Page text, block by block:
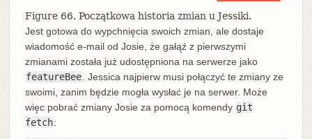
Figure 66. Początkowa historia zmian u Jessiki.
Jest gotowa do wypchnięcia swoich zmian, ale dostaje
wiadomość e-mail od Josie, że gałąź z pierwszymi
zmianami została już udostępniona na serwerze jako
featureBee . Jessica najpierw musi połączyć te zmiany ze
swoimi, zanim będzie mogła wysłać je na serwer. Może
więc pobrać zmiany Josie za pomocą komendy git
fetch: